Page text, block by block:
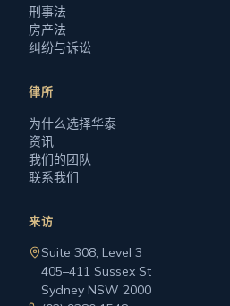
刑事法
房产法
纠纷与诉讼
律所
为什么选择华泰
资讯
我们的团队
联系我们
来访
Suite 308, Level 3
405–411 Sussex St
Sydney NSW 2000